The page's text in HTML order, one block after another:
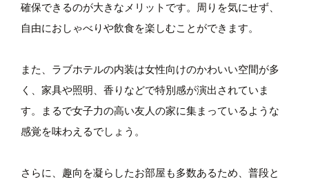
確保できるのが大きなメリットです。周りを気にせず、
自由におしゃべりや飲食を楽しむことができます。
また、ラブホテルの内装は女性向けのかわいい空間が多
く、家具や照明、香りなどで特別感が演出されていま
す。まるで女子力の高い友人の家に集まっているような
感覚を味わえるでしょう。
さらに、趣向を凝らしたお部屋も多数あるため、普段と